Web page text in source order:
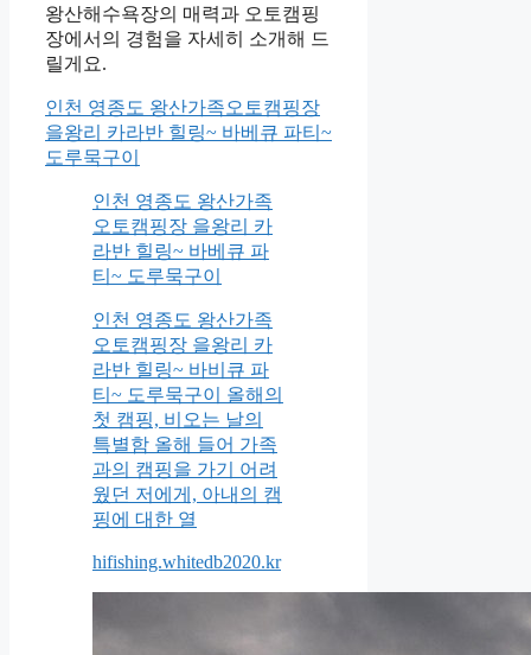
왕산해수욕장의 매력과 오토캠핑
장에서의 경험을 자세히 소개해 드
릴게요.
인천 영종도 왕산가족오토캠핑장
을왕리 카라반 힐링~ 바베큐 파티~
도루묵구이
인천 영종도 왕산가족
오토캠핑장 을왕리 카
라반 힐링~ 바베큐 파
티~ 도루묵구이
인천 영종도 왕산가족
오토캠핑장 을왕리 카
라반 힐링~ 바비큐 파
티~ 도루묵구이 올해의
첫 캠핑, 비오는 날의
특별함 올해 들어 가족
과의 캠핑을 가기 어려
웠던 저에게, 아내의 캠
핑에 대한 열
hifishing.whitedb2020.kr